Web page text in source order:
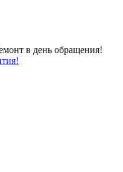
в день обращения!